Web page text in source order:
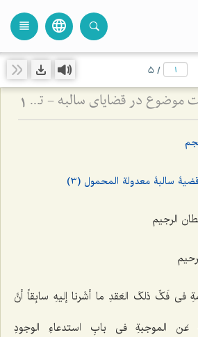
language
view_headline
/
5
تبیین منطقی اعمیت موضوع در قضایای سالبه - تحلیل اعتبار ذهنی و تفاوت آن با شمول افرادی 1
سالبۀ معدولة المحمول (3)
الرجیم
فی فَکِّ ذلکَ العَقدِ ما أشَرنا إلیهِ سابِقاً أنَّ
عَن الموجبةِ فی بابِ استدعاءِ الوجودِ